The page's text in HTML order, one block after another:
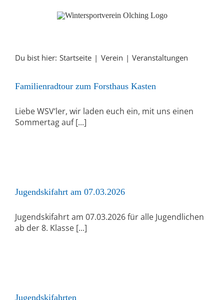
Du bist hier: Startseite Verein Veranstaltungen
Familienradtour zum Forsthaus Kasten
Liebe WSV‘ler, wir laden euch ein, mit uns einen
Sommertag auf [...]
Jugendskifahrt am 07.03.2026
Jugendskifahrt am 07.03.2026 für alle Jugendlichen
ab der 8. Klasse [...]
Jugendskifahrten